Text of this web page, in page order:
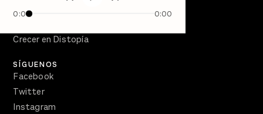
0:00 0:00
Semanario Gatopardo
Crecer en Distopía
SÍGUENOS
Facebook
Twitter
Instagram